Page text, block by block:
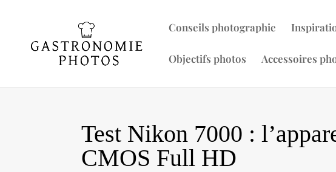
Conseils photographie
Objectifs photos Accessoires
Test Nikon 7000 :
CMOS Full HD